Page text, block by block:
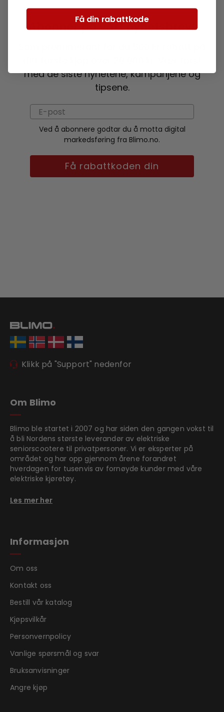
Abonner på vårt nyhetsbrev!
med de siste nyhetene, kampanjene og
tipsene.
Ved å abonnere godtar du å motta digital
markedsføring fra Blimo.no.
Få rabattkoden din
Klikk på "Support" nedenfor
Om Blimo
Blimo ble startet i 2007 og har siden den gangen vokst til
å bli Nordens største leverandør av elektriske
seniorscootere til privatpersoner. Vi er eksperter på
området og har opp gjennom årene forandret
hverdagen for tusenvis av fornøyde kunder med våre
elektriske kjøretøy.
Les mer her
Informasjon
Om oss
Kontakt oss
Bestill vår katalog
Kjøpsvilkår
Personvernpolicy
Vanlige spørsmål og svar
Bruksanvisninger
Angre kjøp
Få din rabattkode